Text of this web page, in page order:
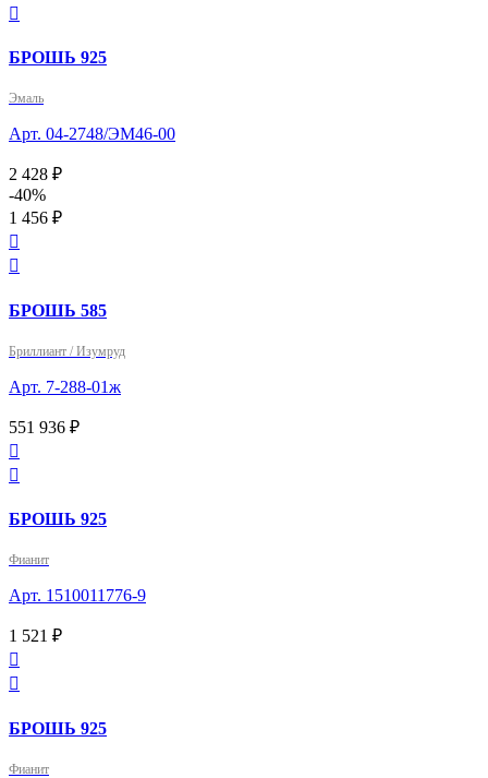

БРОШЬ 925
Эмаль
Арт. 04-2748/ЭМ46-00
2 428 ₽
-40%
1 456 ₽


БРОШЬ 585
Бриллиант / Изумруд
Арт. 7-288-01ж
551 936 ₽


БРОШЬ 925
Фианит
Арт. 1510011776-9
1 521 ₽


БРОШЬ 925
Фианит